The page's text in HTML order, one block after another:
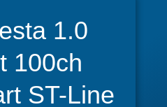
1.0
100ch
ST-Line